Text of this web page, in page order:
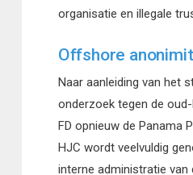
organisatie en illegale
Offshore
Naar aanleiding van het
onderzoek tegen de
FD opnieuw de Panama
HJC wordt veelvuldig
interne administratie van